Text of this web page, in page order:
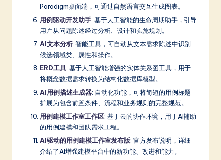
Paradigm桌面端，可通过自然语言交互生成图表。
用例驱动开发助手: 基于人工智能的生命周期助手，引导
用户从问题陈述经过分析、设计和实施规划。
AI文本分析: 智能工具，可自动从文本需求陈述中识别
候选领域类、属性和操作。
ERD工具: 基于人工智能增强的实体关系图工具，用于
将概念数据需求转换为结构化数据库模型。
AI用例描述生成器: 自动化功能，可将简短的用例标题
扩展为包含前置条件、流程和业务规则的完整规范。
用例建模工作室工作区: 基于云的协作环境，用于AI辅助
的用例建模和团队需求工程。
AI驱动的用例建模工作室发布版: 官方发布说明，详细
介绍了AI增强建模平台中的新功能、改进和能力。